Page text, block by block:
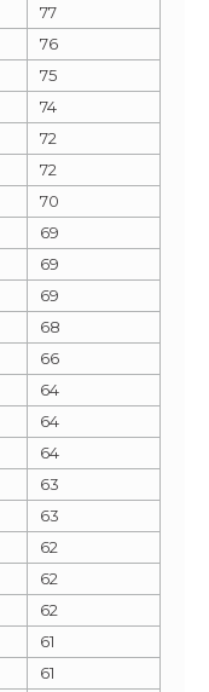
77
76
75
74
72
72
70
69
69
69
68
66
64
64
64
63
63
62
62
62
61
61